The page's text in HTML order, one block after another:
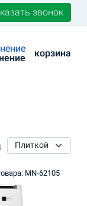
звонок
корзина
MN-62105